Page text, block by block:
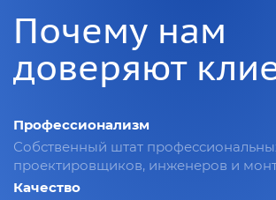
Почему нам
доверяют
Профессионализм
Собственный штат
проектировщиков, инженеров и
Качество